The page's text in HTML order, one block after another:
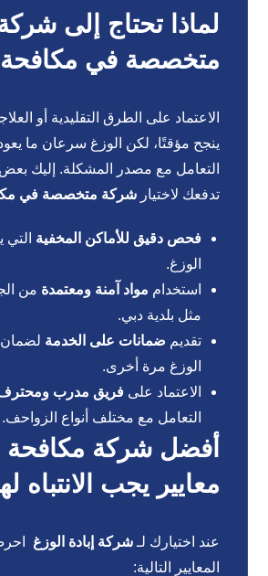
لماذا تحتاج إلى
متخصصة في مكافحة
الاعتماد على الطرق التقليدية أو
ينجح مؤقتًا، لكن الوزغ سرعان ما
التعامل مع مصدر المشكلة. إليك بعض
تدفعك لاختيارشركة متخصصة في
فحص دقيق للأماكن المخفية التي
الوزغ.
استخدام مواد آمنة ومعتمدة من
مثل بلدية دبي.
تقديم ضمانات على الخدمة
الوزغ مرة أخرى.
الاعتماد علىفريق مدرب
التعامل مع مختلف أنواع الزواحف.
أفضل شركة مكافحة
معايير يجب الانتباه
عند اختيارك لـشركة إبادة الوزغ
المعايير التالية: